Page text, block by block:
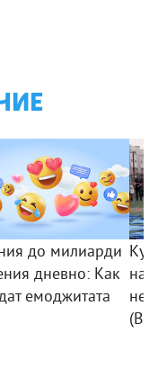
до милиарди
дневно: Как
емоджитата
на